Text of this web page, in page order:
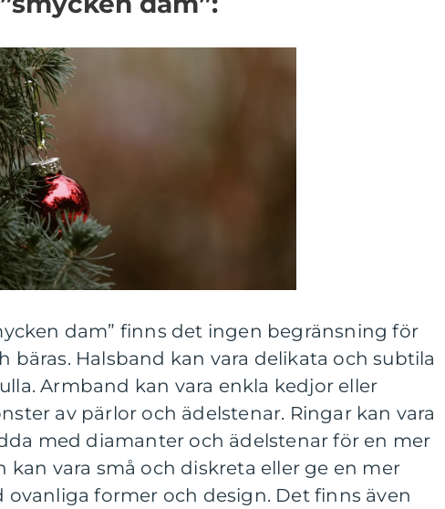
dam” finns det ingen begränsning för
bäras. Halsband kan vara delikata och subtila
Armband kan vara enkla kedjor eller
av pärlor och ädelstenar. Ringar kan vara
med diamanter och ädelstenar för en mer
kan vara små och diskreta eller ge en mer
former och design. Det finns även